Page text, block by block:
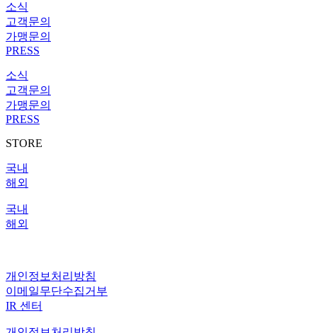
소식
고객문의
가맹문의
PRESS
소식
고객문의
가맹문의
PRESS
STORE
국내
해외
국내
해외
개인정보처리방침
이메일무단수집거부
IR 센터